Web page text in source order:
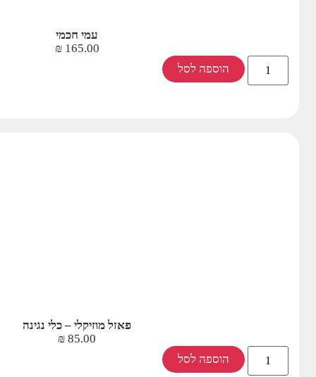
עמי חכמי
165.00
₪
הוספה לסל
פאזל מוזיקלי – כלי נגינה
85.00
₪
הוספה לסל